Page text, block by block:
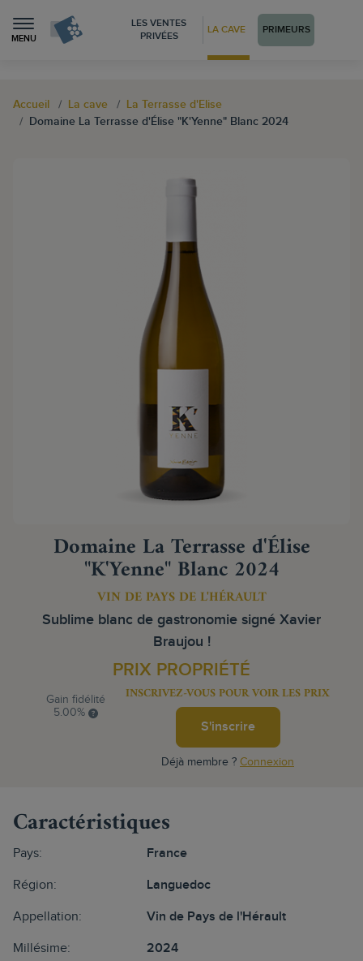
MENU
LES VENTES
PRIVÉES
LA CAVE PRIMEURS
Accueil La cave
La Terrasse d'Elise
Domaine La Terrasse d'Élise "K'Yenne" Blanc 2024
Domaine La Terrasse d'Élise
"K'Yenne" Blanc 2024
VIN DE PAYS DE L'HÉRAULT
Sublime blanc de gastronomie signé Xavier
Braujou !
PRIX PROPRIÉTÉ
Gain fidélité
5.00%
INSCRIVEZ-VOUS POUR VOIR LES PRIX
S'inscrire
Déjà membre ? Connexion
Caractéristiques
Pays: France
Région: Languedoc
Appellation: Vin de Pays de l'Hérault
Millésime: 2024